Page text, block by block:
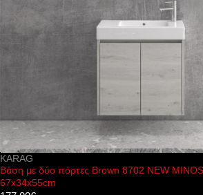
KARAG
Βάση με δύο πόρτες Brown 8702 NEW
67x34x55cm